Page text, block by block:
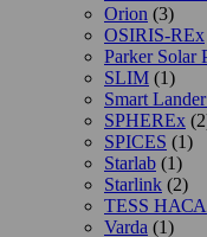
Orion (3)
OSIRIS-REx
Parker Solar
SLIM (1)
Smart
SPHEREx
SPICES (1)
Starlab (1)
Starlink (2)
TESS НАСА
Varda (1)